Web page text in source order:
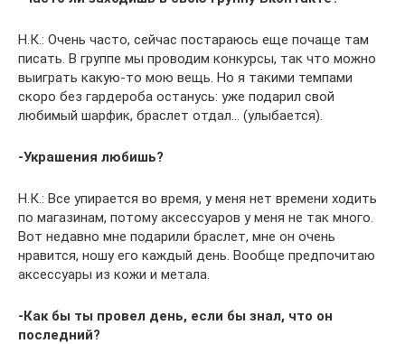
Н.К.: Очень часто, сейчас постараюсь еще почаще там
писать. В группе мы проводим конкурсы, так что можно
выиграть какую-то мою вещь. Но я такими темпами
скоро без гардероба останусь: уже подарил свой
любимый шарфик, браслет отдал… (улыбается).
-Украшения любишь?
Н.К.: Все упирается во время, у меня нет времени ходить
по магазинам, потому аксессуаров у меня не так много.
Вот недавно мне подарили браслет, мне он очень
нравится, ношу его каждый день. Вообще предпочитаю
аксессуары из кожи и метала.
-Как бы ты провел день, если бы знал, что он
последний?